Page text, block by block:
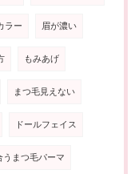
ラー 眉が濃い
もみあげ
まつ毛見えない
ドールフェイス
うまつ毛パーマ